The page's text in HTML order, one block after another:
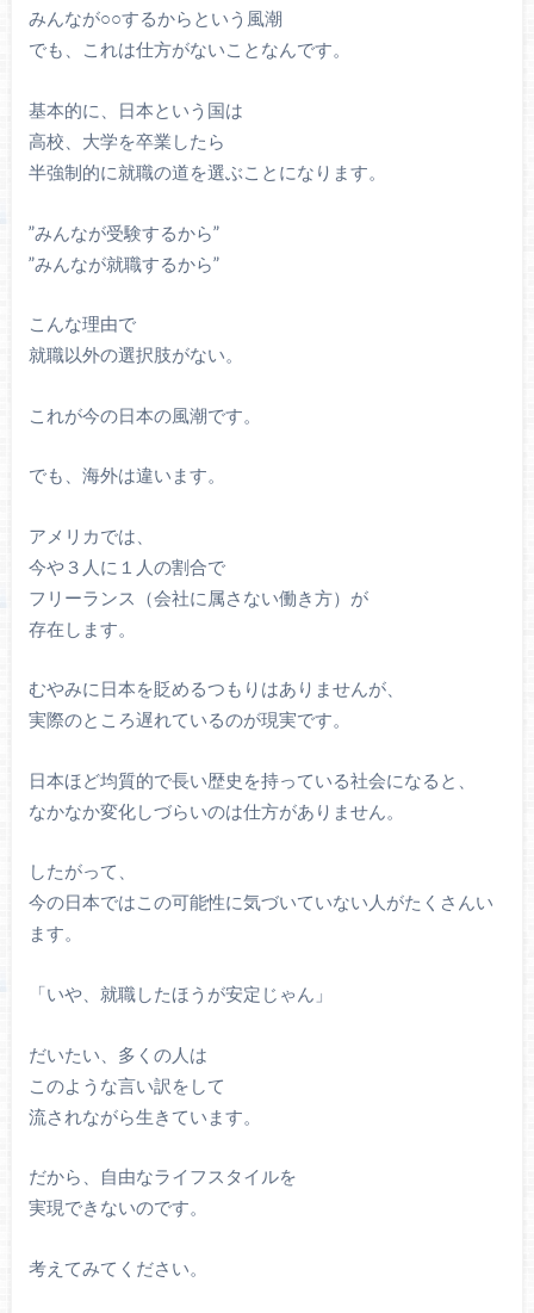
みんなが○○するからという風潮
でも、これは仕方がないことなんです。
基本的に、日本という国は
高校、大学を卒業したら
半強制的に就職の道を選ぶことになります。
”みんなが受験するから”
”みんなが就職するから”
こんな理由で
就職以外の選択肢がない。
これが今の日本の風潮です。
でも、海外は違います。
アメリカでは、
今や３人に１人の割合で
フリーランス（会社に属さない働き方）が
存在します。
むやみに日本を貶めるつもりはありませんが、
実際のところ遅れているのが現実です。
日本ほど均質的で長い歴史を持っている社会になると、
なかなか変化しづらいのは仕方がありません。
したがって、
今の日本ではこの可能性に気づいていない人がたくさんい
ます。
「いや、就職したほうが安定じゃん」
だいたい、多くの人は
このような言い訳をして
流されながら生きています。
だから、自由なライフスタイルを
実現できないのです。
考えてみてください。